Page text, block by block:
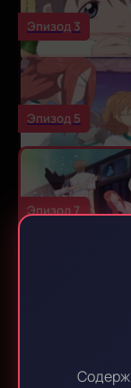
Эпизод 3
Эпизод 5
Эпизод 7